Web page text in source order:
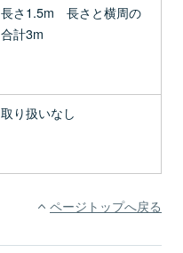
長さ1.5m 長さと横周の
合計3m
取り扱いなし
ページトップへ戻る